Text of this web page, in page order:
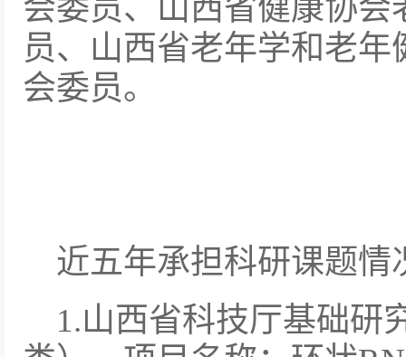
会委员、山西省健康协
员、山西省老年学和老
会委员。
近五年承担科研课题情
1.山西省科技厅基础研